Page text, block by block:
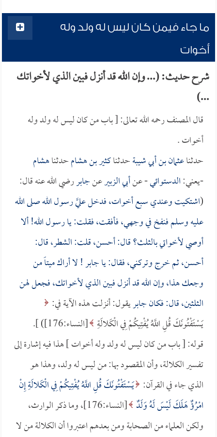
ما جاء فيمن كان ليس له ولد وله
أخوات
شرح حديث: (... وإن الله قد أنزل فبين الذي لأخواتك
...)
قال المصنف رحمه الله تعالى: [ باب من كان ليس له ولد وله
أخوات .
حدثناعثمان بن أبي شيبةحدثناكثير بن هشامحدثناهشام
-يعني:الدستوائي- عنأبي الزبيرعنجابررضي الله عنه قال:
(اشتكيت وعندي سبع أخوات، فدخل عليَّ رسول الله صلى الله
عليه وسلم فنفخ في وجهي، فأفقت، فقلت: يا رسول الله! ألا
أوصي لأخواتي بالثلث؟ قال: أحسن، قلت: الشطر، قال:
أحسن، ثم خرج وتركني، فقال: ياجابر! لا أراك ميتاً من
وجعك هذا، وإن الله قد أنزل فبين الذي لأخواتك، فجعل لهن
الثلثين، قال: فكانجابريقول: أنزلت هذه الآية في:
يَسْتَفْتُونَكَ قُلِ اللَّهُ يُفْتِيكُمْ فِي الْكَلالَةِ [النساء:176]) ].
قوله: [ باب من كان ليس له ولد وله أخوات ] هذا فيه إشارة إلى
تفسير الكلالة، وأن المقصود بها: من ليس له ولد، وهذا هو
الذي جاء في القرآن: يَسْتَفْتُونَكَ قُلِ اللَّهُ يُفْتِيكُمْ فِي الْكَلالَةِ إِنْ
امْرُؤٌ هَلَكَ لَيْسَ لَهُ وَلَدٌ
[النساء:176]، وما ذكر الوارث،
ولكن العلماء من الصحابة ومن بعدهم اعتبروا أن الكلالة من لا